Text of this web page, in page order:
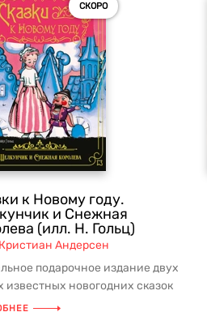
СКОРО
к Новому году.
и Снежная
(илл. Н. Гольц)
Андерсен
подарочное издание двух
известных новогодних сказок
королева» и «Щелкунчик...